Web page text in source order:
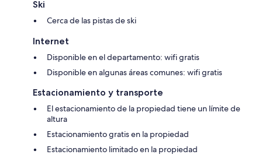
Ski
Cerca de las pistas de ski
Internet
Disponible en el departamento: wifi gratis
Disponible en algunas áreas comunes: wifi gratis
Estacionamiento y transporte
El estacionamiento de la propiedad tiene un límite de
altura
Estacionamiento gratis en la propiedad
Estacionamiento limitado en la propiedad